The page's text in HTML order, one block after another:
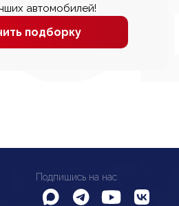
автомобилей!
подборку
Подпишись на нас